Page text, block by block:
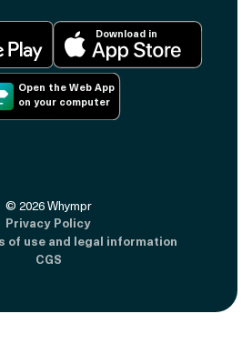
Download in
Open the Web App
on your computer
© 2026Whympr
Privacy Policy
of use and legal information
CGS